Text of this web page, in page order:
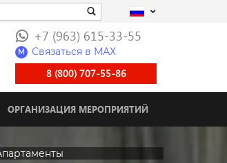
+7 (963) 615-33-55
M Связаться в МАХ
8 (800) 707-55-86
ОРГАНИЗАЦИЯ МЕРОПРИЯТИЙ